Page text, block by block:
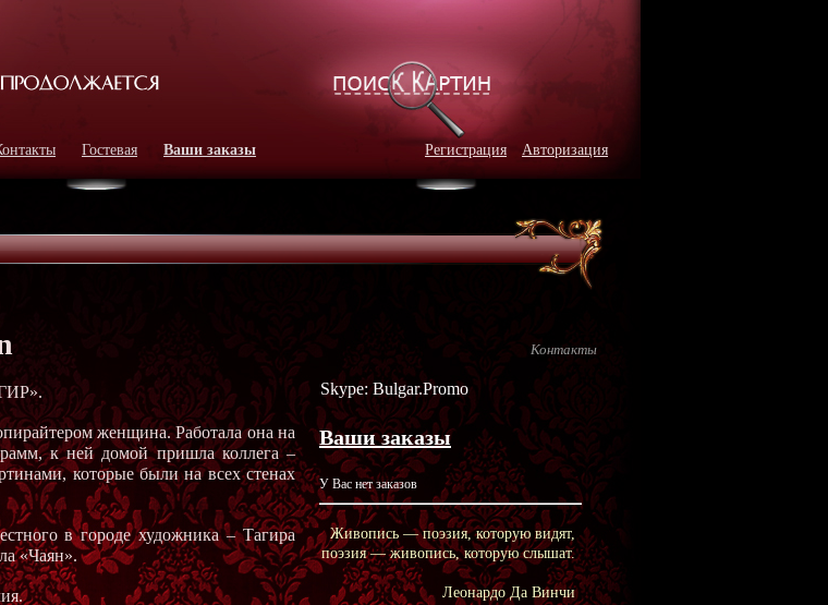
Гостевая Ваши заказы Регистрация Авторизация
женщина. Работала она на
к ней домой пришла коллега –
которые были на всех стенах
в городе художника – Тагира
«Чаян».
Контакты
Skype: Bulgar.Promo
Ваши заказы
У Вас нет заказов
Живопись — поэзия, которую видят,
поэзия — живопись, которую слышат.
Леонардо Да Винчи